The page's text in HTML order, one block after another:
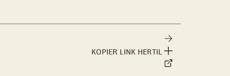
KOPIER LINK HERTIL